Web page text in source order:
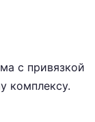
с привязкой
комплексу.